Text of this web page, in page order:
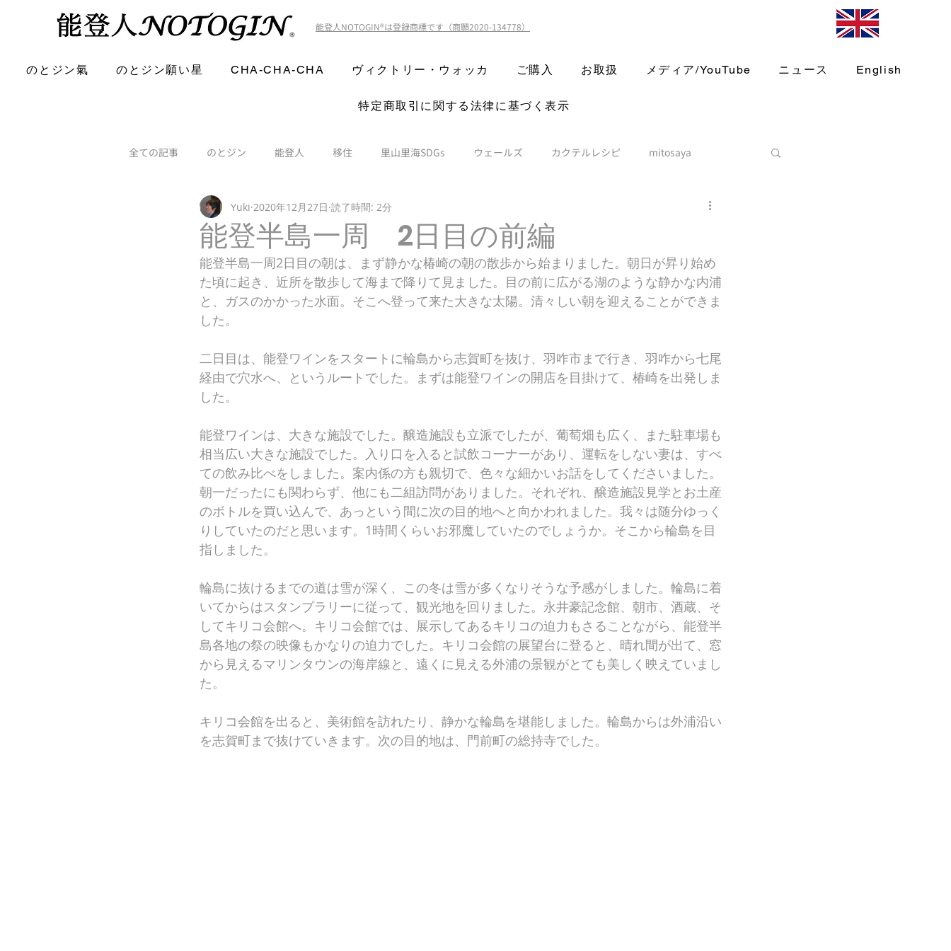
能登人NOTOGIN®️は登録商標です（商願2020-134778）
のとジン氣 のとジン願い星 CHA-CHA-CHA ヴィクトリー・ウォッカ ご購入 お取扱 メディア/YouTube ニュース English
特定商取引に関する法律に基づく表示
全ての記事 のとジン 能登人 移住 里山里海SDGs ウェールズ カクテルレシピ mitosaya
能登半島一周 2日目の前編
Yuki 2020年12月27日 読了時間: 2分
能登半島一周2日目の朝は、まず静かな椿崎の朝の散歩から始まりました。朝日が昇り始め
た頃に起き、近所を散歩して海まで降りて見ました。目の前に広がる湖のような静かな内浦
と、ガスのかかった水面。そこへ登って来た大きな太陽。清々しい朝を迎えることができま
した。
二日目は、能登ワインをスタートに輪島から志賀町を抜け、羽咋市まで行き、羽咋から七尾
経由で穴水へ、というルートでした。まずは能登ワインの開店を目掛けて、椿崎を出発しま
した。
能登ワインは、大きな施設でした。醸造施設も立派でしたが、葡萄畑も広く、また駐車場も
相当広い大きな施設でした。入り口を入ると試飲コーナーがあり、運転をしない妻は、すべ
ての飲み比べをしました。案内係の方も親切で、色々な細かいお話をしてくださいました。
朝一だったにも関わらず、他にも二組訪問がありました。それぞれ、醸造施設見学とお土産
のボトルを買い込んで、あっという間に次の目的地へと向かわれました。我々は随分ゆっく
りしていたのだと思います。1時間くらいお邪魔していたのでしょうか。そこから輪島を目
指しました。
輪島に抜けるまでの道は雪が深く、この冬は雪が多くなりそうな予感がしました。輪島に着
いてからはスタンプラリーに従って、観光地を回りました。永井豪記念館、朝市、酒蔵、そ
してキリコ会館へ。キリコ会館では、展示してあるキリコの迫力もさることながら、能登半
島各地の祭の映像もかなりの迫力でした。キリコ会館の展望台に登ると、晴れ間が出て、窓
から見えるマリンタウンの海岸線と、遠くに見える外浦の景観がとても美しく映えていまし
た。
キリコ会館を出ると、美術館を訪れたり、静かな輪島を堪能しました。輪島からは外浦沿い
を志賀町まで抜けていきます。次の目的地は、門前町の総持寺でした。